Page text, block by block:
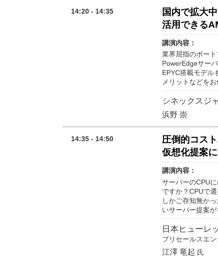
14:20 - 14:35
国内で拡大
活用できる
講演内容：
業界屈指のポー
PowerEdgeサー
EPYC搭載モデル
メリットなどを
シネックスジ
浜野 崇
14:35 - 14:50
圧倒的コス
仮想化提案
講演内容：
サーバーのCPU
ですか？CPUで
しかご存知無か
いサーバー提案
日本ヒューレ
プリセールスエ
江澤 竜起 氏